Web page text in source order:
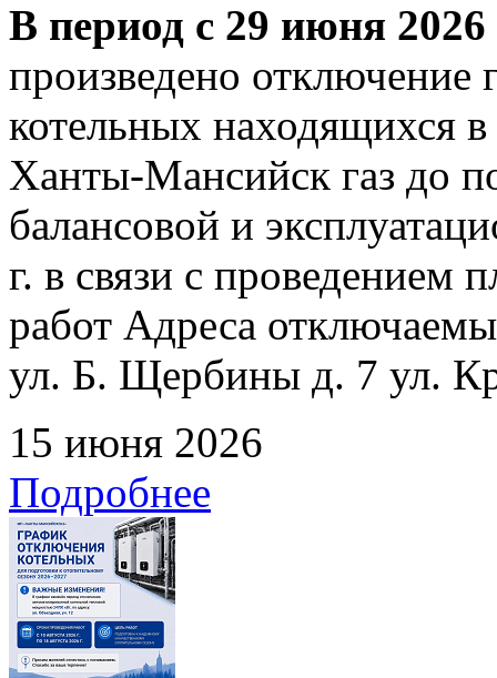
В период с 29 июня
произведено отключение
котельных находящихся
Ханты-Мансийск газ до
балансовой и
г. в связи с проведением
работ Адреса
ул. Б. Щербины д. 7 ул.
15 июня 2026
Подробнее